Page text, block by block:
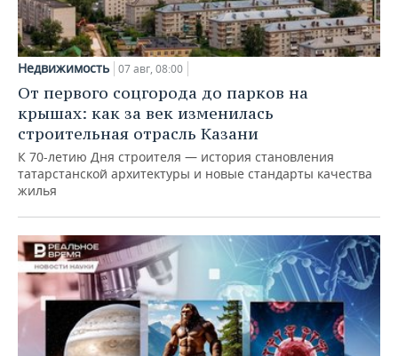
Недвижимость 07 авг, 08:00
От первого соцгорода до парков на
крышах: как за век изменилась
строительная отрасль Казани
К 70-летию Дня строителя — история становления
татарстанской архитектуры и новые стандарты качества
жилья